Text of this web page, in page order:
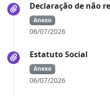
Declaração de não
Anexo
06/07/2026
Estatuto Social
Anexo
06/07/2026